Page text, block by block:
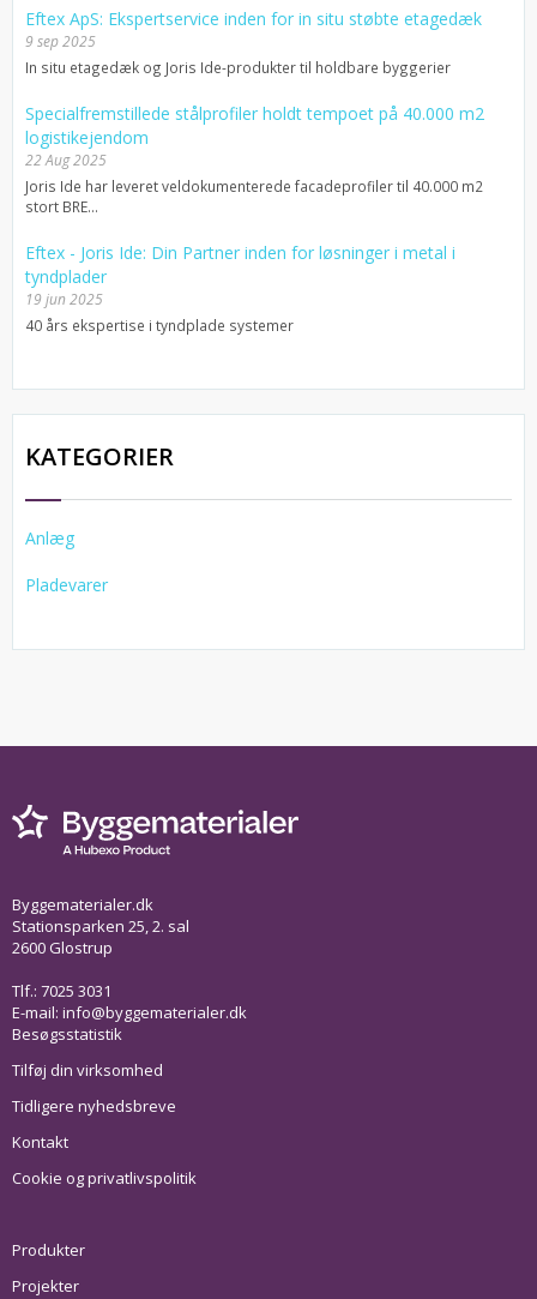
Eftex ApS: Ekspertservice inden for in situ støbte etagedæk
9 sep 2025
In situ etagedæk og Joris Ide-produkter til holdbare byggerier
Specialfremstillede stålprofiler holdt tempoet på 40.000 m2
logistikejendom
22 Aug 2025
Joris Ide har leveret veldokumenterede facadeprofiler til 40.000 m2
stort BRE...
Eftex - Joris Ide: Din Partner inden for løsninger i metal i
tyndplader
19 jun 2025
40 års ekspertise i tyndplade systemer
KATEGORIER
Anlæg
Pladevarer
Byggematerialer.dk
Stationsparken 25, 2. sal
2600 Glostrup
Tlf.: 7025 3031
E-mail: info@byggematerialer.dk
Besøgsstatistik
Tilføj din virksomhed
Tidligere nyhedsbreve
Kontakt
Cookie og privatlivspolitik
Produkter
Projekter